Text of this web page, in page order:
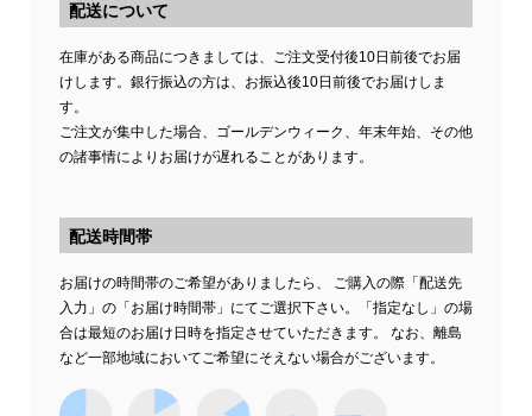
配送について
在庫がある商品につきましては、ご注文受付後10日前後でお届
けします。銀行振込の方は、お振込後10日前後でお届けしま
す。
ご注文が集中した場合、ゴールデンウィーク、年末年始、その他
の諸事情によりお届けが遅れることがあります。
配送時間帯
お届けの時間帯のご希望がありましたら、 ご購入の際「配送先
入力」の「お届け時間帯」にてご選択下さい。「指定なし」の場
合は最短のお届け日時を指定させていただきます。 なお、離島
など一部地域においてご希望にそえない場合がございます。